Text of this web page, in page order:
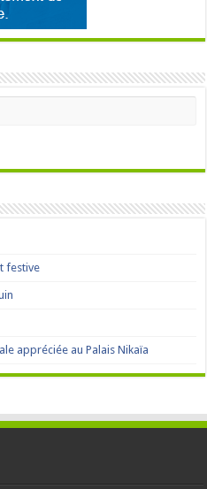
festive
appréciée au Palais Nikaïa